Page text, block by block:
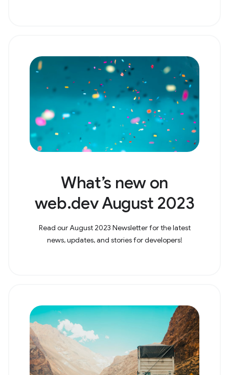
What’s new on
web.dev August 2023
Read our August 2023 Newsletter for the latest
news, updates, and stories for developers!